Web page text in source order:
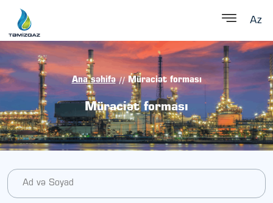
Az
Ana səhifə // Müraciət forması
Müraciət forması